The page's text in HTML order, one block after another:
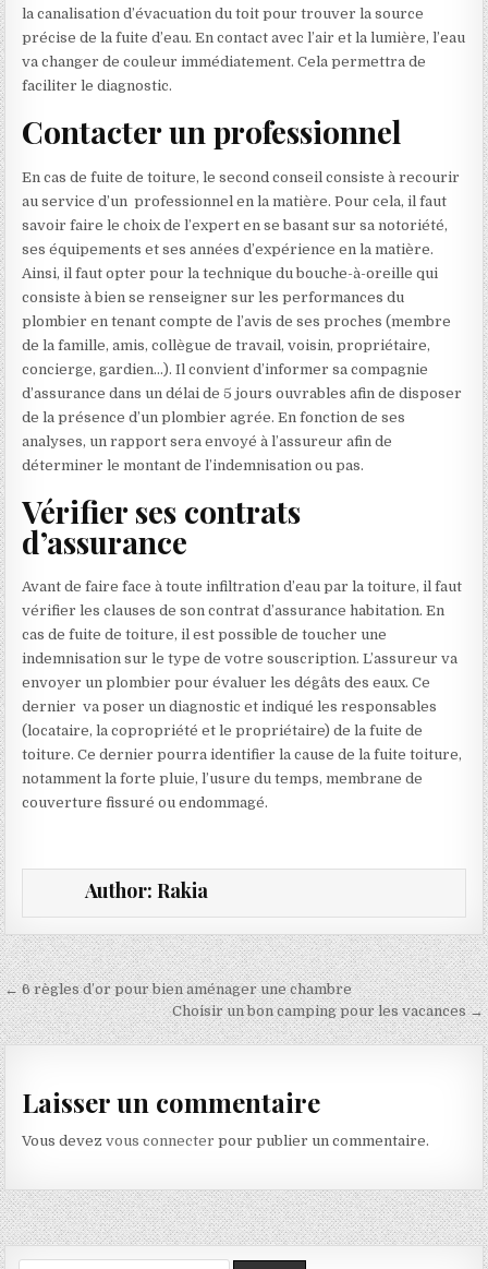
la canalisation d’évacuation du toit pour trouver la source
précise de la fuite d’eau. En contact avec l’air et la lumière, l’eau
va changer de couleur immédiatement. Cela permettra de
faciliter le diagnostic.
Contacter un professionnel
En cas de fuite de toiture, le second conseil consiste à recourir
au service d’un professionnel en la matière. Pour cela, il faut
savoir faire le choix de l’expert en se basant sur sa notoriété,
ses équipements et ses années d’expérience en la matière.
Ainsi, il faut opter pour la technique du bouche-à-oreille qui
consiste à bien se renseigner sur les performances du
plombier en tenant compte de l’avis de ses proches (membre
de la famille, amis, collègue de travail, voisin, propriétaire,
concierge, gardien…). Il convient d’informer sa compagnie
d’assurance dans un délai de 5 jours ouvrables afin de disposer
de la présence d’un plombier agrée. En fonction de ses
analyses, un rapport sera envoyé à l’assureur afin de
déterminer le montant de l’indemnisation ou pas.
Vérifier ses contrats
d’assurance
Avant de faire face à toute infiltration d’eau par la toiture, il faut
vérifier les clauses de son contrat d’assurance habitation. En
cas de fuite de toiture, il est possible de toucher une
indemnisation sur le type de votre souscription. L’assureur va
envoyer un plombier pour évaluer les dégâts des eaux. Ce
dernier va poser un diagnostic et indiqué les responsables
(locataire, la copropriété et le propriétaire) de la fuite de
toiture. Ce dernier pourra identifier la cause de la fuite toiture,
notamment la forte pluie, l’usure du temps, membrane de
couverture fissuré ou endommagé.
Author: Rakia
Navigation de l’article
← 6 règles d’or pour bien aménager une chambre
Choisir un bon camping pour les vacances →
Laisser un commentaire
Vous devezvous connecter pour publier un commentaire.